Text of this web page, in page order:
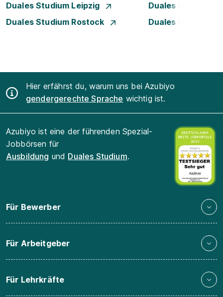
Duales Studium Leipzig
Duales Studium
Duales Studium Rostock
Duales Studium
Hier erfährst du, warum uns bei Azubiyo
gendergerechte Sprache wichtig ist.
Azubiyo ist eine der führenden Spezial-
Jobbörsen für
Ausbildung und Duales Studium.
Für Bewerber
Für Arbeitgeber
Für Lehrkräfte